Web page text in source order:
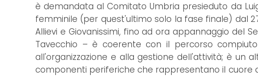
è demandata al Comitato Umbria presieduto da
femminile (per quest'ultimo solo la fase finale) dal
Allievi e Giovanissimi, fino ad ora appannaggio del
Tavecchio – è coerente con il percorso
all'organizzazione e alla gestione dell'attività; è un
componenti periferiche che rappresentano il cuore